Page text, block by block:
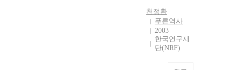
천정환
푸른역사
2003
한국연구재
단(NRF)